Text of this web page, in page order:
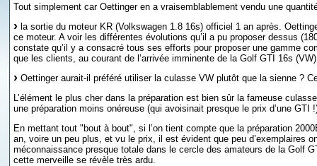
Tout simplement car Oettinger en a vraisemblablement vendu une
la sortie du moteur KR (Volkswagen 1.8 16s) officiel 1 an après.
ce moteur. A voir les différentes évolutions qu’il a pu proposer dessus
constate qu’il y a consacré tous ses efforts pour proposer une gamme
que les clients, au courant de l’arrivée imminente de la Golf GTI 16s
Oettinger aurait-il préféré utiliser la culasse VW plutôt que la sienne ?
L’élément le plus cher dans la préparation est bien sûr la fameuse
une préparation moins onéreuse (qui avoisinait presque le prix d’une GTI
En mettant tout "bout à bout", si l’on tient compte que la préparation
an, voire un peu plus, et vu le prix, il est évident que peu d’exemplaires
méconnaissance presque totale dans le cercle des amateurs de la Golf
cette merveille se révèle très ardu.